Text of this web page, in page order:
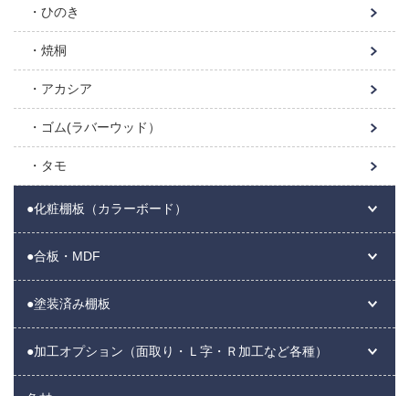
ひのき
焼桐
アカシア
ゴム(ラバーウッド）
タモ
●化粧棚板（カラーボード）
●合板・MDF
●塗装済み棚板
●加工オプション（面取り・Ｌ字・Ｒ加工など各種）